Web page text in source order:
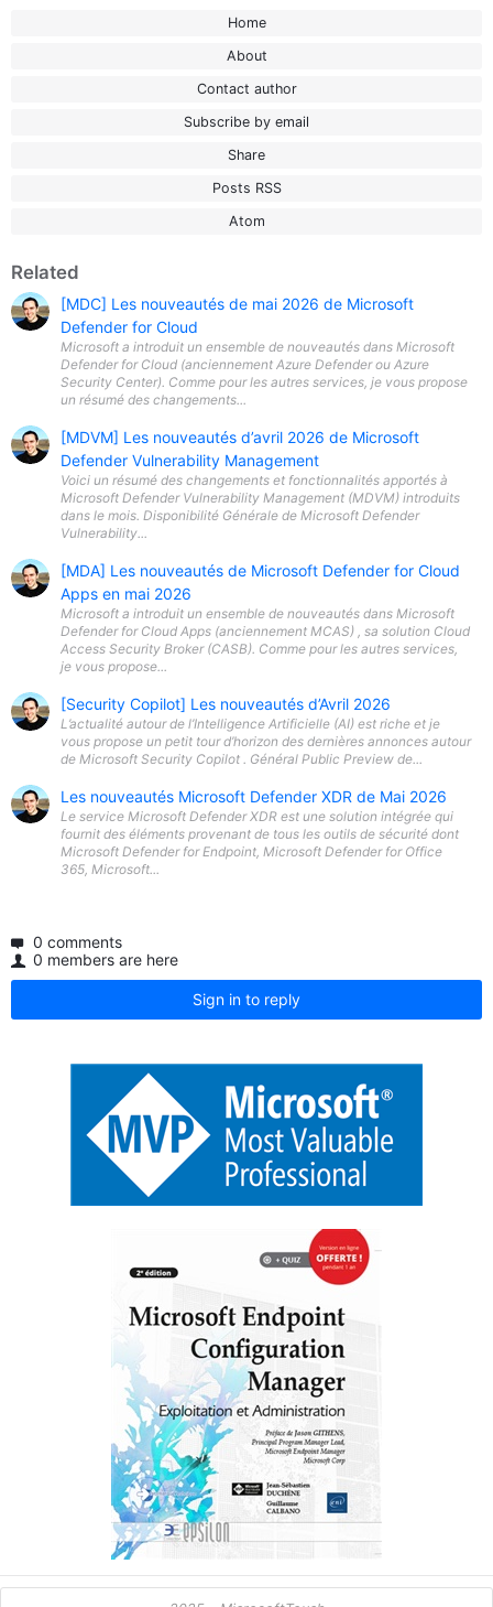
Home
About
Contact author
Subscribe by email
Share
Posts RSS
Atom
Related
[MDC] Les nouveautés de mai 2026 de Microsoft
Defender for Cloud
Microsoft a introduit un ensemble de nouveautés dans Microsoft
Defender for Cloud (anciennement Azure Defender ou Azure
Security Center). Comme pour les autres services, je vous propose
un résumé des changements...
[MDVM] Les nouveautés d’avril 2026 de Microsoft
Defender Vulnerability Management
Voici un résumé des changements et fonctionnalités apportés à
Microsoft Defender Vulnerability Management (MDVM) introduits
dans le mois. Disponibilité Générale de Microsoft Defender
Vulnerability...
[MDA] Les nouveautés de Microsoft Defender for Cloud
Apps en mai 2026
Microsoft a introduit un ensemble de nouveautés dans Microsoft
Defender for Cloud Apps (anciennement MCAS) , sa solution Cloud
Access Security Broker (CASB). Comme pour les autres services,
je vous propose...
[Security Copilot] Les nouveautés d’Avril 2026
L’actualité autour de l’Intelligence Artificielle (AI) est riche et je
vous propose un petit tour d’horizon des dernières annonces autour
de Microsoft Security Copilot . Général Public Preview de...
Les nouveautés Microsoft Defender XDR de Mai 2026
Le service Microsoft Defender XDR est une solution intégrée qui
fournit des éléments provenant de tous les outils de sécurité dont
Microsoft Defender for Endpoint, Microsoft Defender for Office
365, Microsoft...
0 comments
0 members are here
Sign in to reply